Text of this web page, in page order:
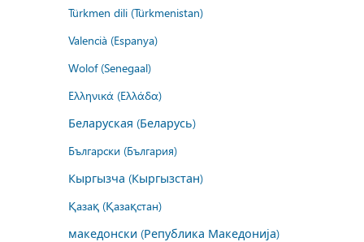
Türkmen dili (Türkmenistan)
Valencià (Espanya)
Wolof (Senegaal)
Ελληνικά (Ελλάδα)
Беларуская (Беларусь)
Български (България)
Кыргызча (Кыргызстан)
Қазақ (Қазақстан)
македонски (Република Македонија)